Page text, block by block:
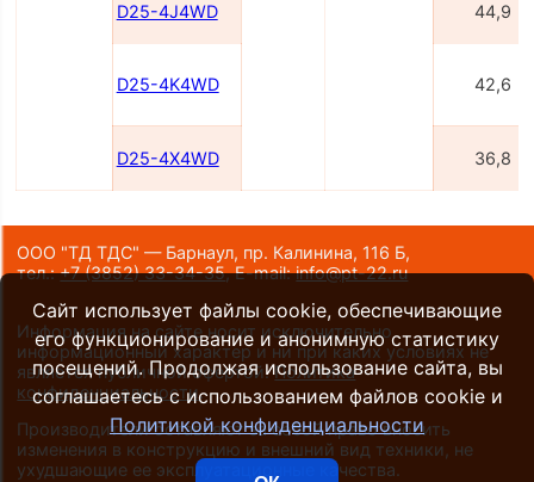
D25-4J4WD 44,9
D25-4K4WD 42,6
D25-4X4WD 36,8
ООО "ТД ТДС" — Барнаул, пр. Калинина, 116 Б,
тел.:+7 (3852) 33-34-35,E-mail:info@pt-22.ru
Информация на сайте носит исключительно
информационный характер и ни при каких условиях не
является публичной офертой.Политика
конфиденциальности.
Производители оставляют за собой право вносить
изменения в конструкцию и внешний вид техники, не
ухудшающие ее эксплуатационные качества.
Сайт использует файлы cookie, обеспечивающие
его функционирование и анонимную статистику
посещений. Продолжая использование сайта, вы
соглашаетесь с использованием файлов cookie и
Политикой конфиденциальности